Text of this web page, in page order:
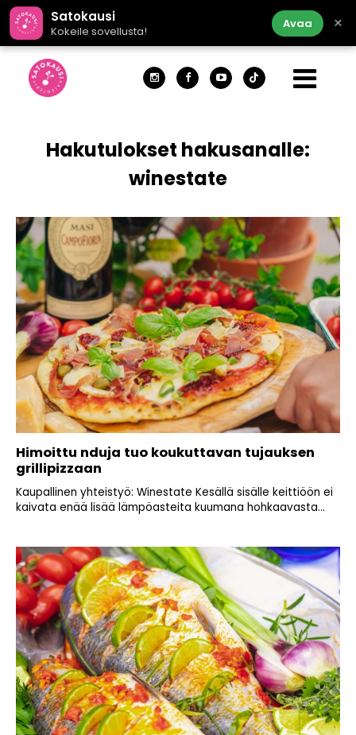
Satokausi
Kokeile sovellusta!
Avaa ×
Hakutulokset hakusanalle:
winestate
Himoittu nduja tuo koukuttavan tujauksen
grillipizzaan
Kaupallinen yhteistyö: Winestate Kesällä sisälle keittiöön ei
kaivata enää lisää lämpöasteita kuumana hohkaavasta...